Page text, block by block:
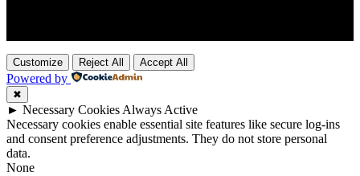
Customize Reject All Accept All
Powered by
✖
► Necessary Cookies Always Active
Necessary cookies enable essential site features like secure log-ins
and consent preference adjustments. They do not store personal
data.
None